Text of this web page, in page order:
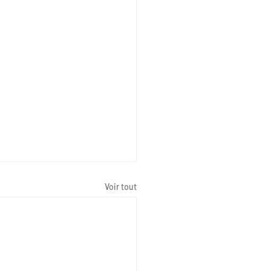
Voir tout